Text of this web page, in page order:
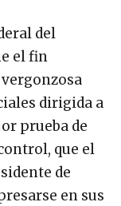
del
el fin
dirigida a
prueba de
que el
de
en sus